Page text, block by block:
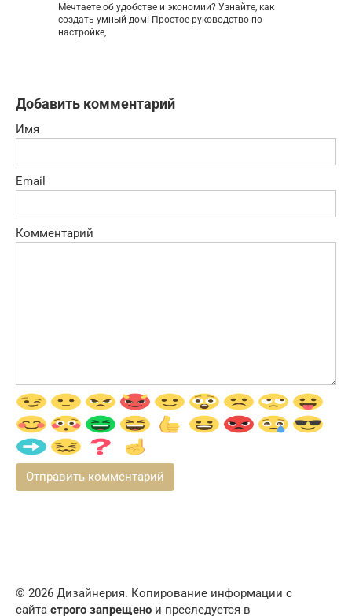
Мечтаете об удобстве и экономии? Узнайте, как
создать умный дом! Простое руководство по
настройке,
Добавить комментарий
Имя
Email
Комментарий
© 2026 Дизайнерия. Копирование информации с
сайта строго запрещено и преследуется в